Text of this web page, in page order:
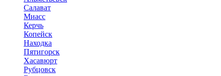
Салават
Миасс
Керчь
Копейск
Находка
Пятигорск
Хасавюрт
Рубцовск